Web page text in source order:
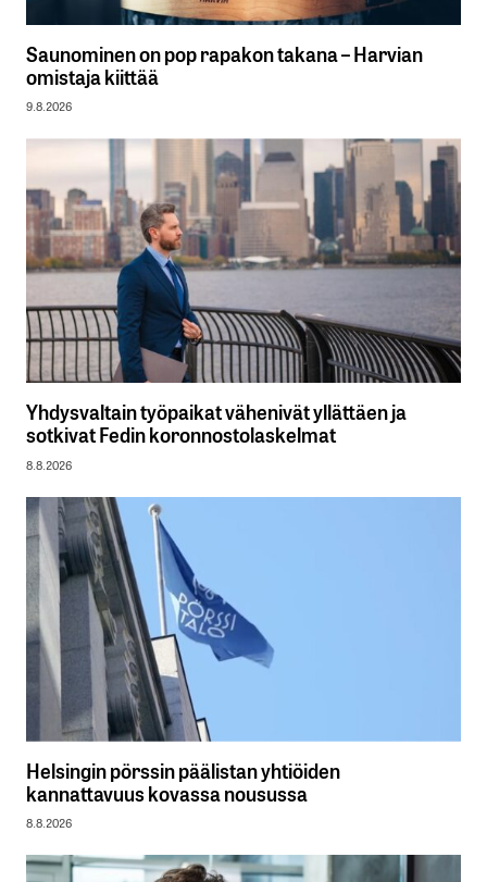
Saunominen on pop rapakon takana – Harvian
omistaja kiittää
9.8.2026
Yhdysvaltain työpaikat vähenivät yllättäen ja
sotkivat Fedin koronnostolaskelmat
8.8.2026
Helsingin pörssin päälistan yhtiöiden
kannattavuus kovassa nousussa
8.8.2026